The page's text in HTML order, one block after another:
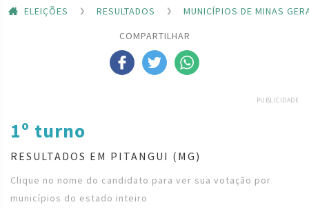
ELEIÇÕES RESULTADOS
MUNICÍPIOS DE MINAS
COMPARTILHAR
PUBLICIDADE
1º turno
RESULTADOS EM PITANGUI (MG)
Clique no nome do candidato para ver sua votação por
municípios do estado inteiro